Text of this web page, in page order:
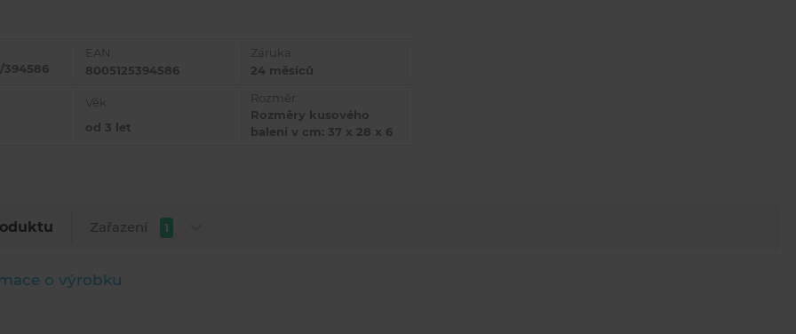
394586
EAN:
8005125394586
Záruka:
24 měsíců
Věk:
od 3 let
Rozměr:
Rozměry kusového
balení v cm: 37 x 28 x 6
Zařazení 1
o výrobku